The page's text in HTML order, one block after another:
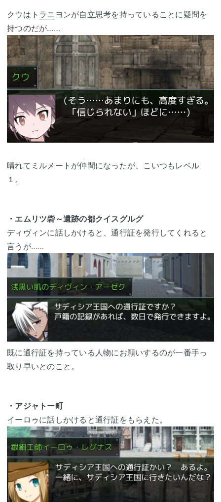
クウはト ラニ ヨンが自立思考を持っていることに疑問を
持つのだが……
晴れてミルメートが仲間になったが、こいつもレベル
１。
・エムリツ砦～遺跡の都クイスグルグ
ディヴィンに話しかけると、通行証を発行してくれると
言うが……
既に通行証を持っている人物にお願いするのが一番手っ
取り早いとのこと。
・アジャトー町
イーロゥに話しかけると通行証をもらえた。